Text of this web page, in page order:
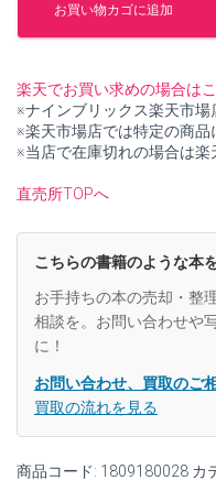
論
古】
個
お買い物カゴに追加
楽天でお買い求めの場合は
※ナインブリックス楽天市場
※楽天市場店では特定の商品
※当店で在庫切れの場合は楽
直売所TOPへ
こちらの書籍のような本
お手持ちの本の売却・整
相談を。お問い合わせや
に！
お問い合わせ、買取のご
買取の流れを見る
商品コード: 1809180028 カ